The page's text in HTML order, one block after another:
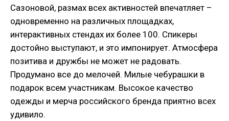
Сазоновой, размах всех активностей впечатляет –
одновременно на различных площадках,
интерактивных стендах их более 100. Спикеры
достойно выступают, и это импонирует. Атмосфера
позитива и дружбы не может не радовать.
Продумано все до мелочей. Милые чебурашки в
подарок всем участникам. Высокое качество
одежды и мерча российского бренда приятно всех
удивило.